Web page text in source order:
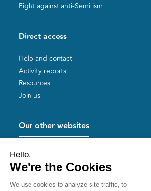
Fight against anti-Semitism
Direct access
Help and contact
Activity reports
Resources
Join us
Our other websites
Mémoires vives
Useful links